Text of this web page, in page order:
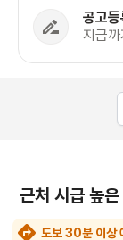
공고
지금
근처 시급 높은
도보 30분 이상